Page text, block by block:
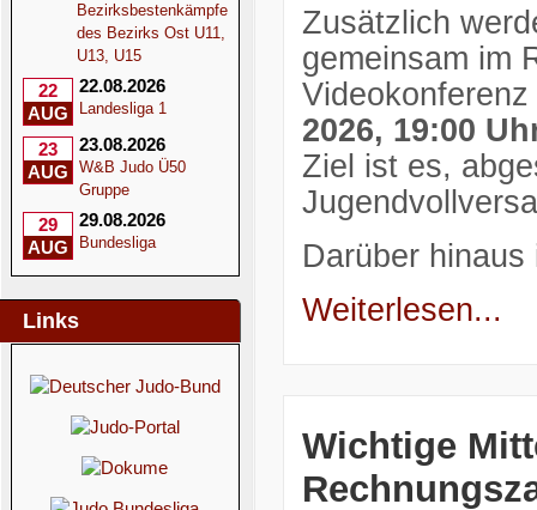
Bezirksbestenkämpfe
des Bezirks Ost U11,
U13, U15
22
AUG
22.08.2026
Landesliga 1
23
AUG
23.08.2026
W&B Judo Ü50
Gruppe
29
AUG
29.08.2026
Bundesliga
Links
Zusätzlich
gemeinsam im
2026, 19:00
Ziel ist es,
Darüber hinaus
Weiterlesen...
Wichtige